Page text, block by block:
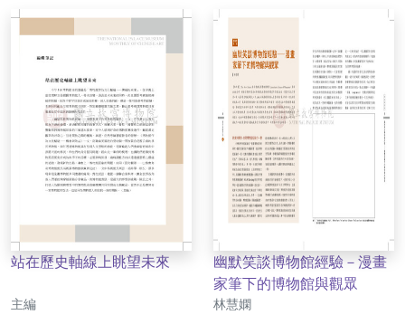
站在歷史軸線上眺望未來
作者
主編
幽默笑談博物館經驗－漫畫
家筆下的博物館與觀眾
作者
林慧嫻